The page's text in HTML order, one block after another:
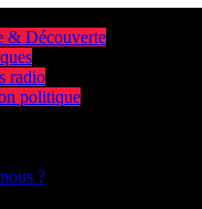
& Découverte
radio
politique
?